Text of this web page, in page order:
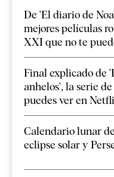
De 'El diario de
mejores películas
XXI que no te
Final explicado de
anhelos', la serie
puedes ver en
Calendario lunar
eclipse solar y